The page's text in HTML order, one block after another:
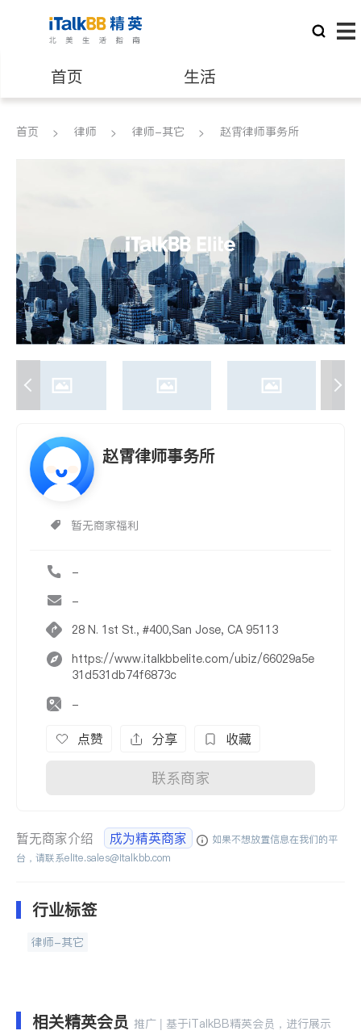
首页 生活
医生 律师
养老 非盈利组织
首页 律师 律师-其它 赵霄律师事务所
赵霄律师事务所
暂无商家福利
-
-
28 N. 1st St., #400,San Jose, CA 95113
https://www.italkbbelite.com/ubiz/66029a5e
31d531db74f6873c
-
点赞 分享 收藏
联系商家
暂无商家介绍 成为精英商家
如果不想放置信息在我们的平
台，请联系elite.sales@italkbb.com
行业标签
律师-其它
相关精英会员 推广 | 基于iTalkBB精英会员，进行展示